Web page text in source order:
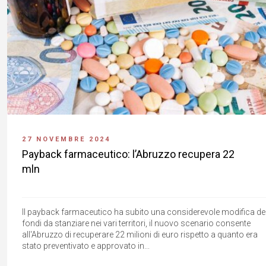
27 NOVEMBRE 2024
Payback farmaceutico: l’Abruzzo recupera 22
mln
Il payback farmaceutico ha subito una considerevole modifica
fondi da stanziare nei vari territori, il nuovo scenario consente
all'Abruzzo di recuperare 22 milioni di euro rispetto a quanto era
stato preventivato e approvato in...